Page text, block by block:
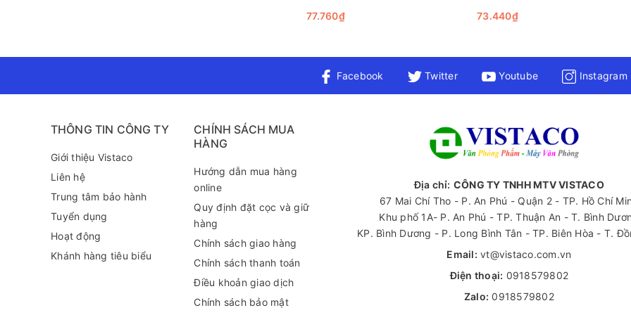
Về mặt bảo quản sản phẩm, điều kiện lý tưởng để giữ cho Bình Xịt Côn Trùng Raid luôn ở trạng thái tốt nhất là nơi khô
77.760₫
73.440₫
Facebook Twitter Youtube Instagram
THÔNG TIN CÔNG TY
Giới thiệu Vistaco
Liên hệ
Trung tâm bảo hành
Tuyển dụng
Hoạt động
Khánh hàng tiêu biểu
CHÍNH SÁCH MUA
HÀNG
Hướng dẫn mua hàng
online
Quy định đặt cọc và giữ
hàng
Chính sách giao hàng
Chính sách thanh toán
Điều khoản giao dịch
Chính sách bảo mật
Địa chỉ: CÔNG TY TNHH MTV VISTACO
67 Mai Chí Tho - P. An Phú - Quận 2 - TP. Hồ Chí
Khu phố 1A- P. An Phú - TP. Thuận An - T. Bình
KP. Bình Dương - P. Long Bình Tân - TP. Biên Hòa - T.
Email: vt@vistaco.com.vn
Điện thoại: 0918579802
Zalo: 0918579802